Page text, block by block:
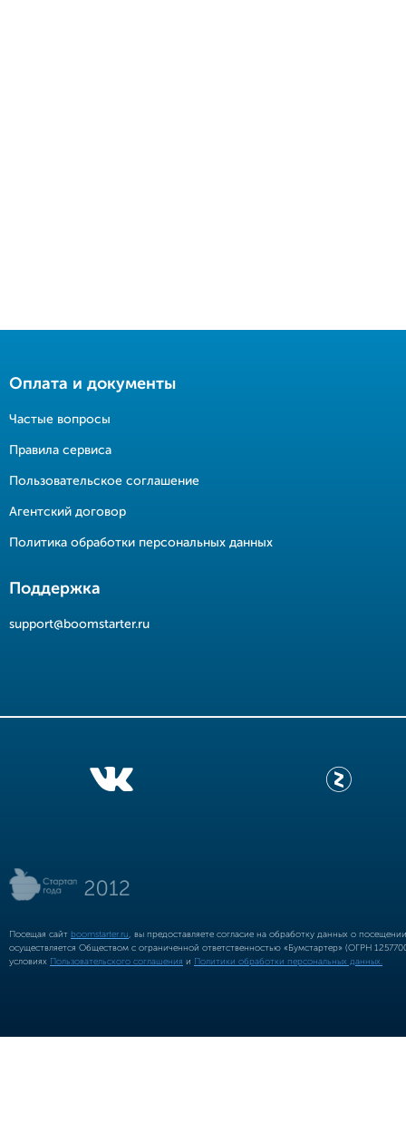
Оплата и документы
Частые вопросы
Правила сервиса
Пользовательское соглашение
Агентский договор
Политика обработки персональных данных
Поддержка
support@boomstarter.ru
Посещая сайт boomstarter.ru , вы предоставляете согласие на обработку данных о
осуществляется Обществом с ограниченной ответственностью «Бумстартер» (ОГРН
условиях Пользовательского соглашения и Политики обработки персональных данных.